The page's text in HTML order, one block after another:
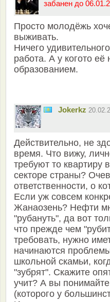
забанен до
Просто молодёжь
выживать.
Ничего
работа. А у когото
образованием.
Jokerkz
Действительно, не
время. Что вижу,
требуют то квартиру
секторе страны?
ответственности, о
Если уж совсем
Жанаозень? Нефти
"рубануть", да вот
что прежде чем
требовать, нужно
начинаются
школьной скамьи,
"зубрят". Скажите
учит? А вы
(которого у